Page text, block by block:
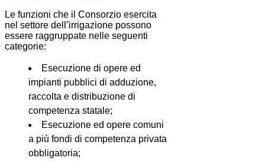
Le funzioni che il Consorzio esercita
nel settore dell’irrigazione possono
essere raggruppate nelle seguenti
categorie:
Esecuzione di opere ed
impianti pubblici di adduzione,
raccolta e distribuzione di
competenza statale;
Esecuzione ed opere comuni
a più fondi di competenza privata
obbligatoria;